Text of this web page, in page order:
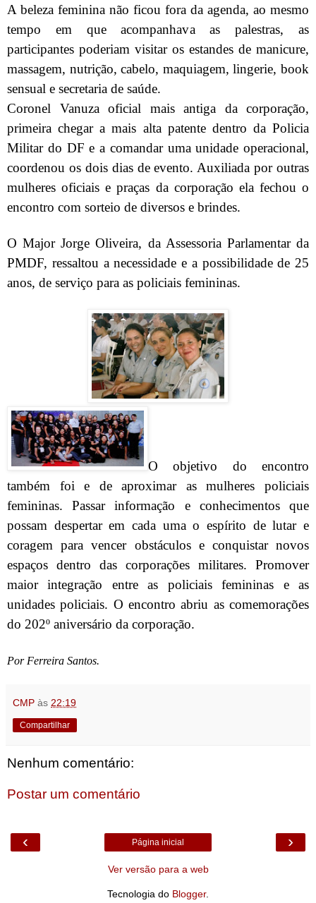
A beleza feminina não ficou fora da agenda, ao mesmo
tempo em que acompanhava as palestras, as
participantes poderiam visitar os estandes de manicure,
massagem, nutrição, cabelo, maquiagem, lingerie, book
sensual e secretaria de saúde.
Coronel Vanuza oficial mais antiga da corporação,
primeira chegar a mais alta patente dentro da Policia
Militar do DF e a comandar uma unidade operacional,
coordenou os dois dias de evento. Auxiliada por outras
mulheres oficiais e praças da corporação ela fechou o
encontro com sorteio de diversos e brindes.
O Major Jorge Oliveira, da Assessoria Parlamentar da
PMDF, ressaltou a necessidade e a possibilidade de 25
anos, de serviço para as policiais femininas.
O objetivo do encontro
também foi e de aproximar as mulheres policiais
femininas. Passar informação e conhecimentos que
possam despertar em cada uma o espírito de lutar e
coragem para vencer obstáculos e conquistar novos
espaços dentro das corporações militares. Promover
maior integração entre as policiais femininas e as
unidades policiais. O encontro abriu as comemorações
do 202º aniversário da corporação.
Por Ferreira Santos.
CMP às 22:19
Compartilhar
Nenhum comentário:
Postar um comentário
‹ ›
Página inicial
Ver versão para a web
Tecnologia do Blogger.